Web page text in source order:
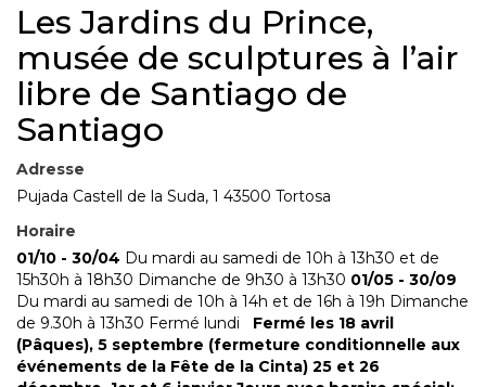
Les Jardins du Prince,
musée de sculptures à l’air
libre de Santiago de
Santiago
Adresse
Pujada Castell de la Suda, 1 43500 Tortosa
Horaire
01/10 - 30/04 Du mardi au samedi de 10h à 13h30 et de
15h30h à 18h30 Dimanche de 9h30 à 13h30 01/05 - 30/09
Du mardi au samedi de 10h à 14h et de 16h à 19h Dimanche
de 9.30h à 13h30 Fermé lundi Fermé les 18 avril
(Pâques), 5 septembre (fermeture conditionnelle aux
événements de la Fête de la Cinta) 25 et 26